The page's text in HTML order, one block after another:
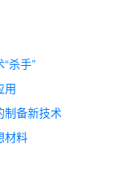
杀手”
用
制备新技术
材料